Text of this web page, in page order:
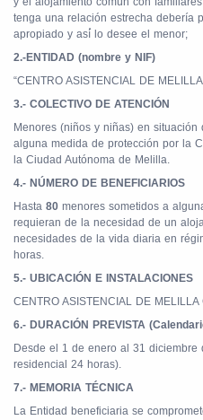
tenga una relación estrecha debería
apropiado y así́ lo desee el menor;
2.-ENTIDAD (nombre y NIF)
“CENTRO ASISTENCIAL DE
3.- COLECTIVO DE ATENCIÓN
Menores (niños y niñas) en
alguna medida de protección por la
la Ciudad Autónoma de Melilla.
4.- NÚMERO DE BENEFICIARIOS
Hasta 80 menores sometidos a
requieran de la necesidad de un
necesidades de la vida diaria en
horas.
5.- UBICACIÓN E INSTALACIONES
CENTRO ASISTENCIAL DE
6.- DURACIÓN PREVISTA
Desde el 1 de enero al 31
residencial 24 horas).
7.- MEMORIA TÉCNICA
La Entidad beneficiaria se